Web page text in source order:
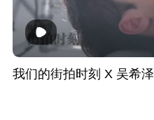
我们的街拍时刻 X 吴希泽